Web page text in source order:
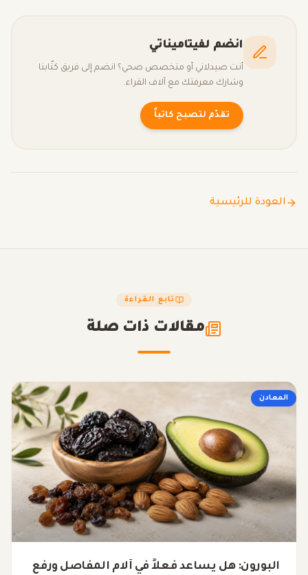
انضم لفيتاميناتي
أنت صيدلاني أو متخصص صحي؟ انضم إلى فريق كتّابنا
وشارك معرفتك مع آلاف القراء.
تقدّم لتصبح كاتباً
العودة للرئيسية
تابع القراءة
مقالات ذات صلة
المعادن
البورون: هل يساعد فعلاً في آلام المفاصل ورفع